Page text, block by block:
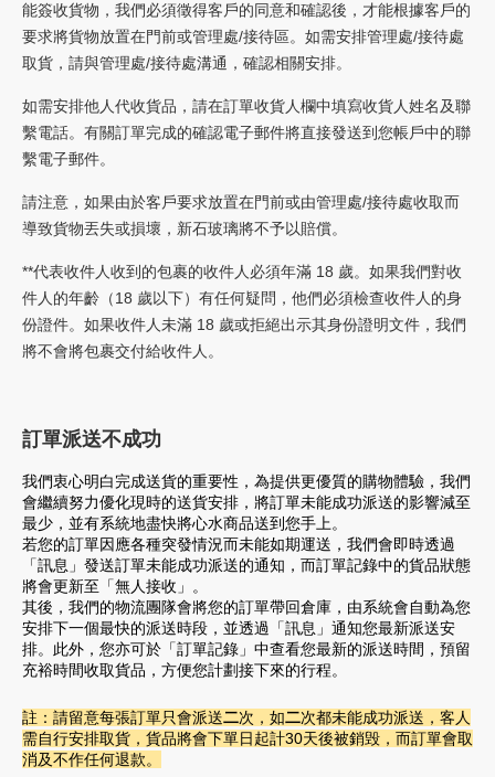
能簽收貨物，我們必須徵得客戶的同意和確認後，才能根據客戶的
要求將貨物放置在門前或管理處/接待區。如需安排管理處/接待處
取貨，請與管理處/接待處溝通，確認相關安排。
如需安排他人代收貨品，請在訂單收貨人欄中填寫收貨人姓名及聯
繫電話。有關訂單完成的確認電子郵件將直接發送到您帳戶中的聯
繫電子郵件。
請注意，如果由於客戶要求放置在門前或由管理處/接待處收取而
導致貨物丟失或損壞，新石玻璃將不予以賠償。
**代表收件人收到的包裹的收件人必須年滿 18 歲。如果我們對收
件人的年齡（18 歲以下）有任何疑問，他們必須檢查收件人的身
份證件。如果收件人未滿 18 歲或拒絕出示其身份證明文件，我們
將不會將包裹交付給收件人。
訂單派送不成功
我們衷心明白完成送貨的重要性，為提供更優質的購物體驗，我們
會繼續努力優化現時的送貨安排，將訂單未能成功派送的影響減至
最少，並有系統地盡快將心水商品送到您手上。
若您的訂單因應各種突發情況而未能如期運送，我們會即時透過
「訊息」發送訂單未能成功派送的通知，而訂單記錄中的貨品狀態
將會更新至「無人接收」。
其後，我們的物流團隊會將您的訂單帶回倉庫，由系統會自動為您
安排下一個最快的派送時段，並透過「訊息」通知您最新派送安
排。此外，您亦可於「訂單記錄」中查看您最新的派送時間，預留
充裕時間收取貨品，方便您計劃接下來的行程。
註：請留意每張訂單只會派送二次，如二次都未能成功派送，客人
需自行安排取貨 ， 貨品將會下單日起計30天後被銷毁 ， 而訂單會取
消及不作任何退款。